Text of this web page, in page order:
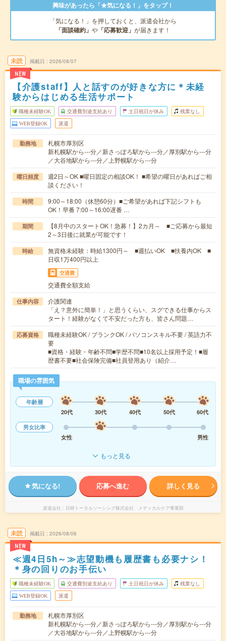
興味があったら「★気になる！」をタップ！
「気になる！」を押しておくと、派遣会社から
「面談確約」 や 「応募歓迎」 が届きます！
未読
NEW
掲載日 2026/08/07
【介護staff】人と話すのが好きな方に＊未経
験からはじめる生活サポート
職種未経験OK 交通費別途支給あり 土日祝日が休み 残業なし
WEB登録OK 派遣
勤務地
札幌市厚別区
新札幌駅から---分／新さっぽろ駅から---分／厚別駅から---分
／大谷地駅から---分／上野幌駅から---分
曜日頻度
週2日～OK ■曜日固定の相談OK！ ■希望の曜日があればご相
談ください！
時間
9:00～18:00（休憩60分）■ご希望があれば下記シフトも
OK！早番 7:00～16:00遅番 …
期間
【8月中のスタートOK！急募！】2カ月～ ■ご応募から最短
2～3日後に就業が可能です！
時給
無資格未経験：時給1300円～ ■週払いOK ■扶養内OK ■
日収1万400円以上
交通費
交通費全額支給
仕事内容
介護関連
「え？意外に簡単！」と思うくらい、スグできる仕事からス
タート！経験がなくて不安だった方も、皆さん問題…
応募資格
職種未経験OK / ブランクOK / パソコンスキル不要 / 英語力不
要
■資格・経験・年齢不問■学歴不問■10名以上採用予定！■履
歴書不要■社会保険完備■社員登用あり（紹介…
職場の雰囲気
年齢層
20代
30代 40代 50代
60代
男女比率
女性
男性
もっと見る
気になる! 応募へ進む 詳しく見る
派遣会社 日研トータルソーシング株式会社 メディカルケア事業部
未読
NEW
掲載日 2026/08/06
≪週4日5h～≫志望動機も履歴書も必要ナシ！
＊身の回りのお手伝い
職種未経験OK 交通費別途支給あり 土日祝日が休み 残業なし
WEB登録OK 派遣
勤務地
札幌市厚別区
新札幌駅から---分／新さっぽろ駅から---分／厚別駅から---分
／大谷地駅から---分／上野幌駅から---分